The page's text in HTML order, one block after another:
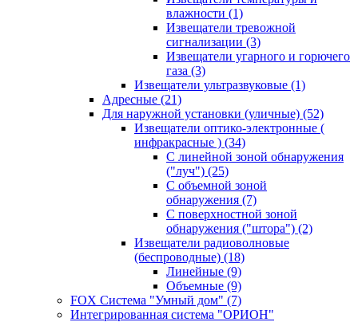
влажности (1)
Извещатели тревожной
сигнализации (3)
Извещатели угарного и горючего
газа (3)
Извещатели ультразвуковые (1)
Адресные (21)
Для наружной установки (уличные) (52)
Извещатели оптико-электронные (
инфракрасные ) (34)
С линейной зоной обнаружения
("луч") (25)
С объемной зоной
обнаружения (7)
С поверхностной зоной
обнаружения ("штора") (2)
Извещатели радиоволновые
(беспроводные) (18)
Линейные (9)
Объемные (9)
FOX Система "Умный дом" (7)
Интегрированная система "ОРИОН"